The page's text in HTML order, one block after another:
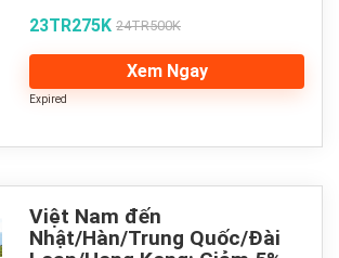
23TR275K 24TR500K
Xem Ngay
Expired
Việt Nam đến
Nhật/Hàn/Trung Quốc/Đài